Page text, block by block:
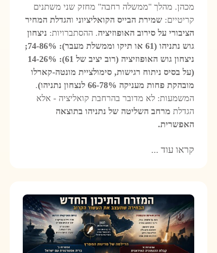
מכהן. מהלך "ממשלה רחבה" מחזק שני משתנים
קריטיים:שמירת הבייס הקואליציוני והגדלת המחיר
הציבורי על סירוב האופוזיציה. ההסתברויות: ניצחון
גוש נתניהו (61 או תיקו וממשלת מעבר): 74-86%;
ניצחון גוש האופוזיציה (רוב יציב של 61): 14-26%
(על בסיס ניתוח רגישות, סימולציית מונטה-קארלו
מובהקת פחות מעניקה 66-78% לנצחון נתניהו)
.
המשמעות: לא מדובר בהרחבת קואליציה - אלא
הגדלת
מרחב השליטה של ‎נתניהו בתוצאה
האפשרית.
קראו עוד ...